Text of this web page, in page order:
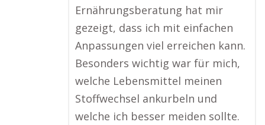
Ernährungsberatung hat mir
gezeigt, dass ich mit einfachen
Anpassungen viel erreichen kann.
Besonders wichtig war für mich,
welche Lebensmittel meinen
Stoffwechsel ankurbeln und
welche ich besser meiden sollte.